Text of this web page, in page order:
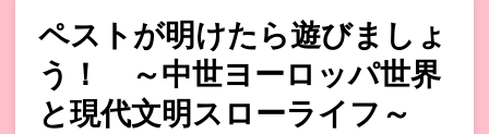
ペストが明けたら遊びましょ
う！ ～中世ヨーロッパ世界
と現代文明スローライフ～